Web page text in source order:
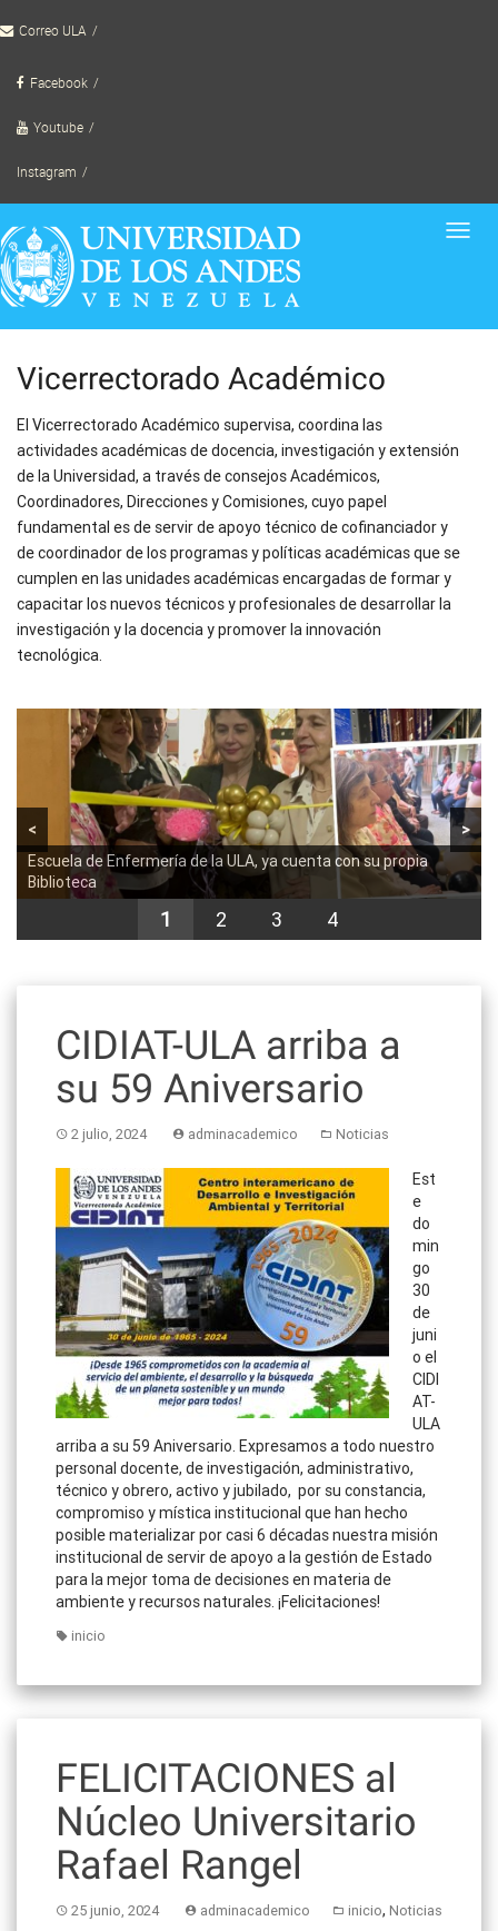
to Correo ULA
Facebook
Youtube
Instagram
Vicerrectorado Académico
El Vicerrectorado Académico supervisa, coordina las
actividades académicas de docencia, investigación y extensión
de la Universidad, a través de consejos Académicos,
Coordinadores, Direcciones y Comisiones, cuyo papel
fundamental es de servir de apoyo técnico de cofinanciador y
de coordinador de los programas y políticas académicas que se
cumplen en las unidades académicas encargadas de formar y
capacitar los nuevos técnicos y profesionales de desarrollar la
investigación y la docencia y promover la innovación
tecnológica.
Escuela de Enfermería de la ULA, ya cuenta con su propia
Biblioteca
< >
1 2 3 4
CIDIAT-ULA arriba a
su 59 Aniversario
2 julio, 2024 adminacademico Noticias
Est
e
do
min
go
30
de
juni
o el
CIDI
AT-
ULA
arriba a su 59 Aniversario. Expresamos a todo nuestro
personal docente, de investigación, administrativo,
técnico y obrero, activo y jubilado, por su constancia,
compromiso y mística institucional que han hecho
posible materializar por casi 6 décadas nuestra misión
institucional de servir de apoyo a la gestión de Estado
para la mejor toma de decisiones en materia de
ambiente y recursos naturales. ¡Felicitaciones!
inicio
FELICITACIONES al
Núcleo Universitario
Rafael Rangel
25 junio, 2024 adminacademico inicio, Noticias